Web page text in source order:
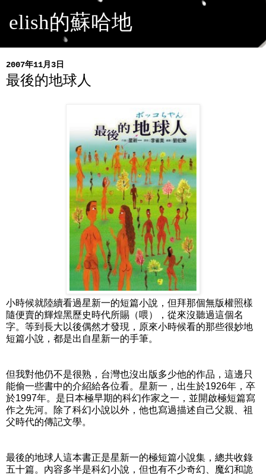
elish的蘇哈地
2007年11月3日
最後的地球人
小時候就陸續看過星新一的短篇小說，但拜那個無版權照樣
隨便賣的輝煌黑歷史時代所賜（喂），從來沒聽過這個名
字。等到長大以後偶然才發現，原來小時候看的那些很妙地
短篇小說，都是出自星新一的手筆。
但我對他仍不是很熟，台灣也沒出版多少他的作品，這邊只
能偷一些書中的介紹給各位看。星新一，出生於1926年，卒
於1997年。是日本極早期的科幻作家之一，並開啟極短篇寫
作之先河。除了科幻小說以外，他也寫過描述自己父親、祖
父時代的傳記文學。
最後的地球人這本書正是星新一的極短篇小說集，總共收錄
五十篇。內容多半是科幻小說，但也有不少奇幻、魔幻和詭